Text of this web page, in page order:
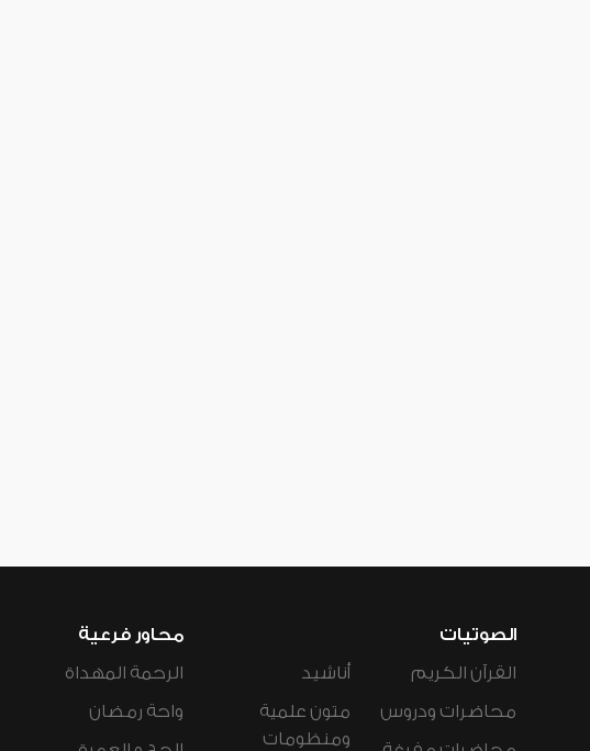
الصوتيات
القرآن الكريم
محاضرات ودروس
أناشيد
متون علمية
ومنظومات
محاور فرعية
الرحمة المهداة
واحة رمضان